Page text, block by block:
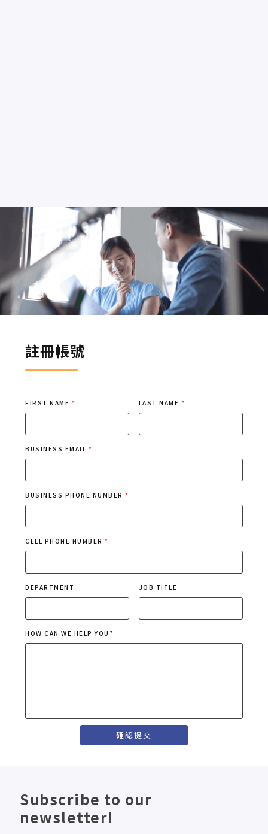
註冊帳號
FIRST NAME * LAST NAME *
BUSINESS EMAIL *
BUSINESS PHONE NUMBER*
CELL PHONE NUMBER*
DEPARTMENT JOB TITLE
HOW CAN WE HELP YOU?
Subscribe to our
newsletter!